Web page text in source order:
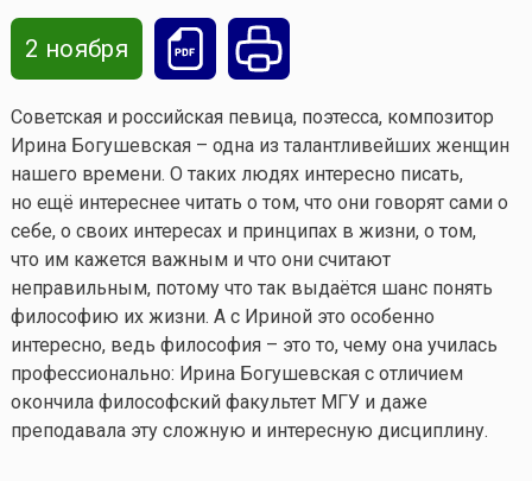
2 ноября
Советская и российская певица, поэтесса, композитор
Ирина Богушевская – одна из талантливейших женщин
нашего времени. О таких людях интересно писать,
но ещё интереснее читать о том, что они говорят сами о
себе, о своих интересах и принципах в жизни, о том,
что им кажется важным и что они считают
неправильным, потому что так выдаётся шанс понять
философию их жизни. А с Ириной это особенно
интересно, ведь философия – это то, чему она училась
профессионально: Ирина Богушевская с отличием
окончила философский факультет МГУ и даже
преподавала эту сложную и интересную дисциплину.